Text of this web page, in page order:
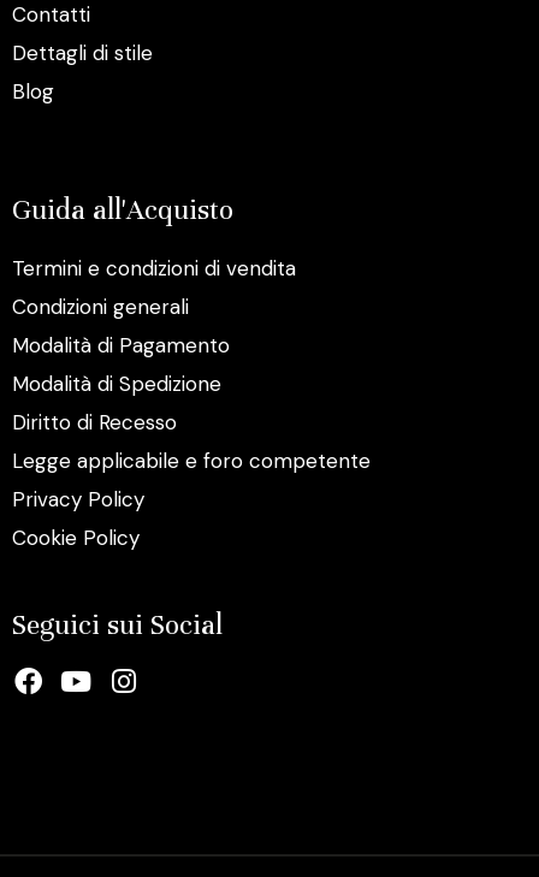
Contatti
Dettagli di stile
Blog
Guida all'Acquisto
Termini e condizioni di vendita
Condizioni generali
Modalità di Pagamento
Modalità di Spedizione
Diritto di Recesso
Legge applicabile e foro competente
Privacy Policy
Cookie Policy
Seguici sui Social